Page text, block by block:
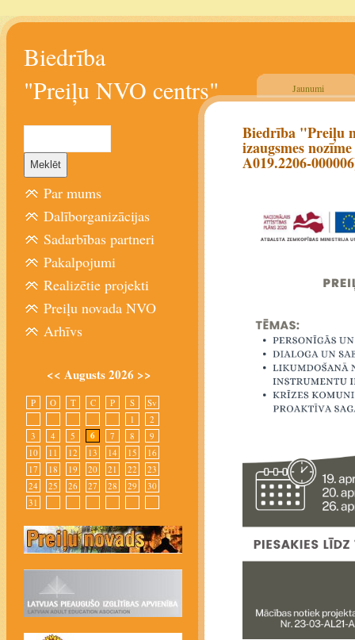
Biedrība
"Preiļu NVO centrs"
Jaunumi
Biedrība "Preiļu
izaugsmes
A019.2206-
Par mums
Dalīborganizācijas
Sadarbības partneri
Pakalpojumi
Realizētie projekti
Preiļu novada NVO
Arhīvs
<< Augusts 2026 >>
P O T C P S
Sv
1
2
3
4 5 6 7 8
9
10
11 12 13 14 15
16
17
18 19 20 21 22
23
24
25 26 27 28 29
30
31